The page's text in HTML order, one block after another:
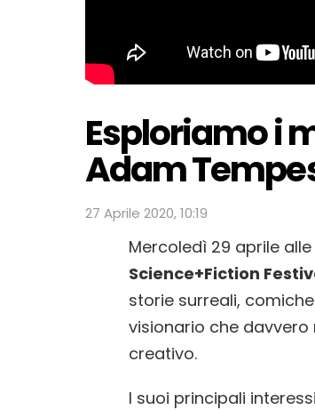
Esploriamo i
Adam
27 Aprile 2020, 10:19
Mercoledì 29 aprile
Science+Fiction
storie surreali,
visionario che
creativo.
I suoi principali